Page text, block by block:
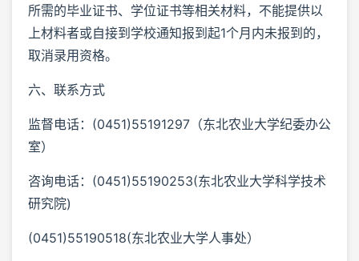
所需的毕业证书、学位证书等相关材料，不能提供以
上材料者或自接到学校通知报到起1个月内未报到的，
取消录用资格。
六、联系方式
监督电话：(0451)55191297（东北农业大学纪委办公
室）
咨询电话：(0451)55190253(东北农业大学科学技术
研究院)
(0451)55190518(东北农业大学人事处）